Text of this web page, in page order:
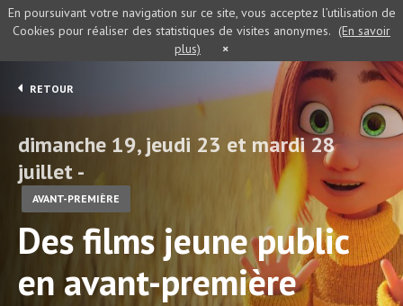
RETOUR
dimanche 19, jeudi 23 et mardi 28
juillet -
AVANT-PREMIÈRE
Des films jeune public
en avant-première
En poursuivant votre navigation sur ce site, vous acceptez l’utilisation de
Cookies pour réaliser des statistiques de visites anonymes. (En savoir
plus)
×